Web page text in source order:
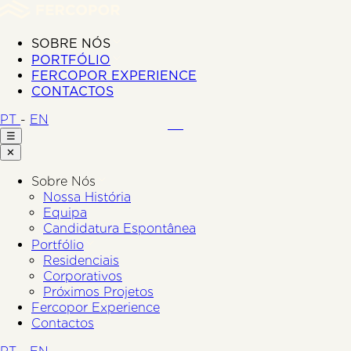
SOBRE NÓS
PORTFÓLIO
FERCOPOR EXPERIENCE
CONTACTOS
PT - EN
☰
✕
Sobre Nós
Nossa História
Equipa
Candidatura Espontânea
Portfólio
Residenciais
Corporativos
Próximos Projetos
Fercopor Experience
Contactos